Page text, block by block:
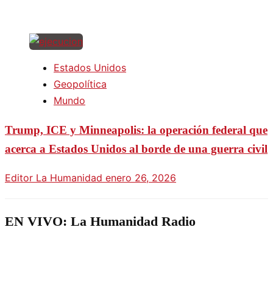
Estados Unidos
Geopolítica
Mundo
Trump, ICE y Minneapolis: la operación federal que
acerca a Estados Unidos al borde de una guerra civil
Editor La Humanidad enero 26, 2026
EN VIVO: La Humanidad Radio